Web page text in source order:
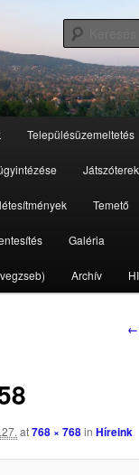
Településüzemeltetés
Játszóterek
Temető
Galéria
Archív
←
at768 × 768inHíreink